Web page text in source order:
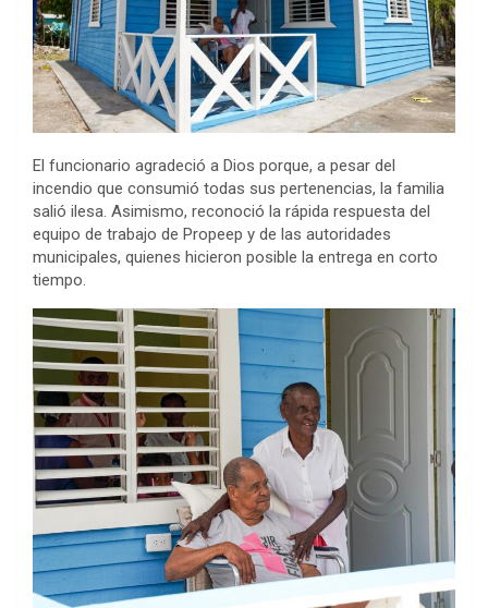
El funcionario agradeció a Dios porque, a pesar del
incendio que consumió todas sus pertenencias, la familia
salió ilesa. Asimismo, reconoció la rápida respuesta del
equipo de trabajo de Propeep y de las autoridades
municipales, quienes hicieron posible la entrega en corto
tiempo.